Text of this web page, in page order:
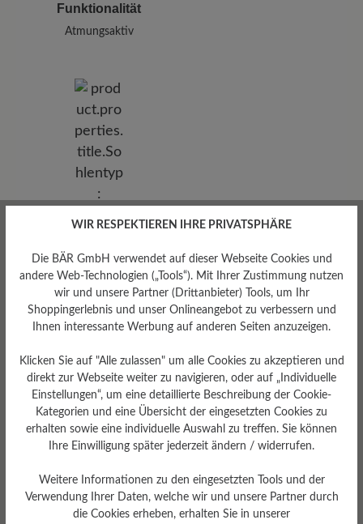
Funktionalität
Atmungsaktiv
Endurance-Sohle aus PU-
Gummi
Bewertungen lesen
WIR RESPEKTIEREN IHRE PRIVATSPHÄRE
Die BÄR GmbH verwendet auf dieser Webseite Cookies und
andere Web-Technologien („Tools“). Mit Ihrer Zustimmung nutzen
wir und unsere Partner (Drittanbieter) Tools, um Ihr
Shoppingerlebnis und unser Onlineangebot zu verbessern und
Ihnen interessante Werbung auf anderen Seiten anzuzeigen.
Klicken Sie auf "Alle zulassen" um alle Cookies zu akzeptieren und
direkt zur Webseite weiter zu navigieren, oder auf „Individuelle
Einstellungen“, um eine detaillierte Beschreibung der Cookie-
Kategorien und eine Übersicht der eingesetzten Cookies zu
erhalten sowie eine individuelle Auswahl zu treffen. Sie können
Ihre Einwilligung später jederzeit ändern / widerrufen.
Weitere Informationen zu den eingesetzten Tools und der
Verwendung Ihrer Daten, welche wir und unsere Partner durch
die Cookies erheben, erhalten Sie in unserer